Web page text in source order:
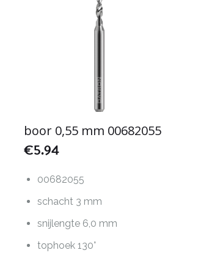
boor 0,55 mm 00682055
€5.94
00682055
schacht 3 mm
snijlengte 6,0 mm
tophoek 130°